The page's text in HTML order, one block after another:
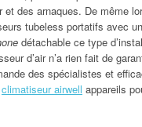
et des arnaques. De même
tubeless portatifs avec
détachable ce type
d’air n’a rien fait de
des spécialistes et
climatiseur airwell appareils